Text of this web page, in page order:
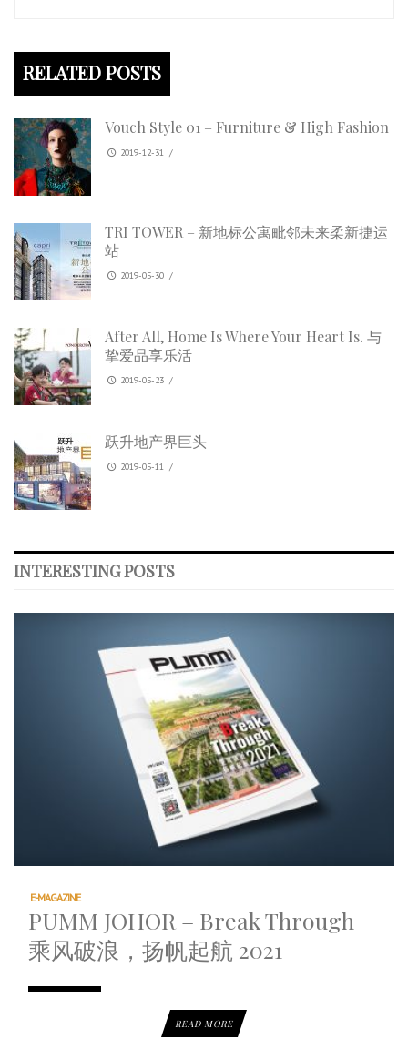
RELATED POSTS
Vouch Style 01 – Furniture & High Fashion
2019-12-31 /
TRI TOWER – 新地标公寓毗邻未来柔新捷运
站
2019-05-30 /
After All, Home Is Where Your Heart Is. 与
挚爱品享乐活
2019-05-23 /
跃升地产界巨头
2019-05-11 /
INTERESTING POSTS
E-MAGAZINE
PUMM JOHOR – Break Through
乘风破浪，扬帆起航 2021
READ MORE